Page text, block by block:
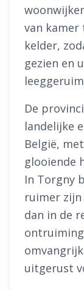
van
kelder,
gezien en
De
landelijke
België,
glooiende
In Torgny
ruimer
dan in de
uitgerust